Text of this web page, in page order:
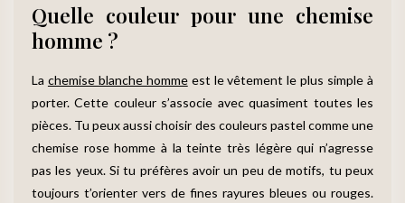
Quelle couleur pour une chemise
homme ?
La chemise blanche hommeest le vêtement le plus simple à
porter. Cette couleur s’associe avec quasiment toutes les
pièces. Tu peux aussi choisir des couleurs pastel comme une
chemise rose homme à la teinte très légère qui n’agresse
pas les yeux. Si tu préfères avoir un peu de motifs, tu peux
toujours t’orienter vers de fines rayures bleues ou rouges.